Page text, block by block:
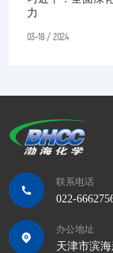
力
03-18 / 2024
联系电话
022-
办公地址
天津市滨